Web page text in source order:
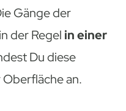
Gänge der
der Regel in einer
Du diese
an.